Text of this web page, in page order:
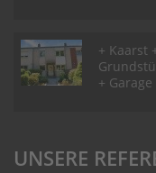
+ Kaarst
+ Garage
UNSERE